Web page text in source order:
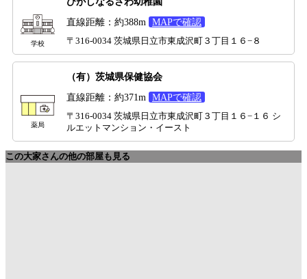
学校
直線距離：約388m MAPで確認
〒316-0034 茨城県日立市東成沢町３丁目１６−８
薬局
（有）茨城県保健協会
直線距離：約371m MAPで確認
〒316-0034 茨城県日立市東成沢町３丁目１６−１６ シ
ルエットマンション・イースト
この大家さんの他の部屋も見る